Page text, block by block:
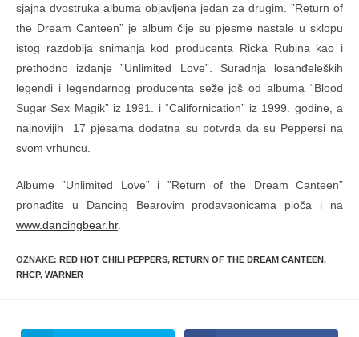
sjajna dvostruka albuma objavljena jedan za drugim. ”Return of
the Dream Canteen” je album čije su pjesme nastale u sklopu
istog razdoblja snimanja kod producenta Ricka Rubina kao i
prethodno izdanje ”Unlimited Love”. Suradnja losanđeleških
legendi i legendarnog producenta seže još od albuma “Blood
Sugar Sex Magik” iz 1991. i “Californication” iz 1999. godine, a
najnovijih 17 pjesama dodatna su potvrda da su Peppersi na
svom vrhuncu.
Albume ”Unlimited Love” i ”Return of the Dream Canteen”
pronađite u Dancing Bearovim prodavaonicama ploča i na
www.dancingbear.hr.
OZNAKE: RED HOT CHILI PEPPERS, RETURN OF THE DREAM CANTEEN,
RHCP, WARNER